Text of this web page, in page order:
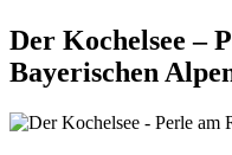
Der Kochelsee –
Bayerischen